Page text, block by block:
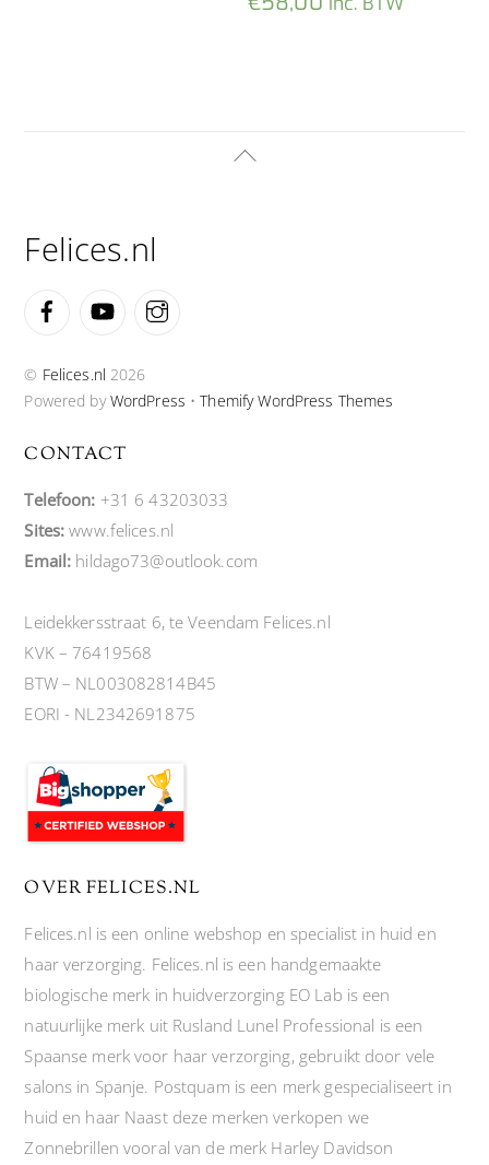
Back
Felices.nl
FacebookYouTube
© Felices.nl 2026
Powered byWordPress •Themify WordPress Themes
CONTACT
Telefoon: +31 6 43203033
Sites: www.felices.nl
Email: hildago73@outlook.com
Leidekkersstraat 6, te Veendam Felices.nl
KVK – 76419568
BTW – NL003082814B45
EORI - NL2342691875
OVER FELICES.NL
Felices.nl is een online webshop en specialist in huid en
haar verzorging. Felices.nl is een handgemaakte
biologische merk in huidverzorging EO Lab is een
natuurlijke merk uit Rusland Lunel Professional is een
Spaanse merk voor haar verzorging, gebruikt door vele
salons in Spanje. Postquam is een merk gespecialiseert in
huid en haar Naast deze merken verkopen we
Zonnebrillen vooral van de merk Harley Davidson